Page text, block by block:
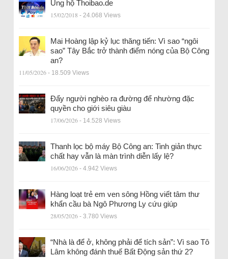
Ủng hộ Thoibao.de
15/02/2018 - 24.068 Views
Mai Hoàng lập kỷ lục thăng tiến: Vì sao “ngôi
sao” Tây Bắc trở thành điểm nóng của Bộ Công
an?
11/05/2026 - 18.509 Views
Đẩy người nghèo ra đường để nhường đặc
quyền cho giới siêu giàu
17/06/2026 - 14.528 Views
Thanh lọc bộ máy Bộ Công an: Tinh giản thực
chất hay vẫn là màn trình diễn lấy lệ?
16/06/2026 - 4.942 Views
Hàng loạt trẻ em ven sông Hồng viết tâm thư
khẩn cầu bà Ngô Phương Ly cứu giúp
28/05/2026 - 3.780 Views
“Nhà là để ở, không phải để tích sản”: Vì sao Tô
Lâm không đánh thuế Bất Động sản thứ 2?